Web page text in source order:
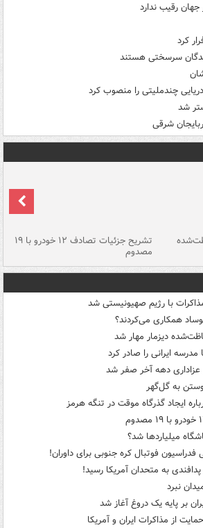
رقیب ندارد
کرد
سرسختی هستند
چندملیتی را منصوب کرد
شرقی
تشریح جزئیات تصادف ۱۲ خودرو با ۱۹
مصدوم
با رژیم صهیونیستی شد
همکاری می‌کردند؟
دیزمار مهار شد
ایرانی را صادر کرد
دهه آخر صفر شد
به گل‌گهر
ایجاد گذرگاه موقت در تنگه هرمز
میلیاردها شد؟
فدراسیون فوتبال کره جنوبی برای داوران!
به متحدان آمریکا رسید!
نبرد
بر پایه یک دروغ آغاز شد
از مذاکرات ایران و آمریکا